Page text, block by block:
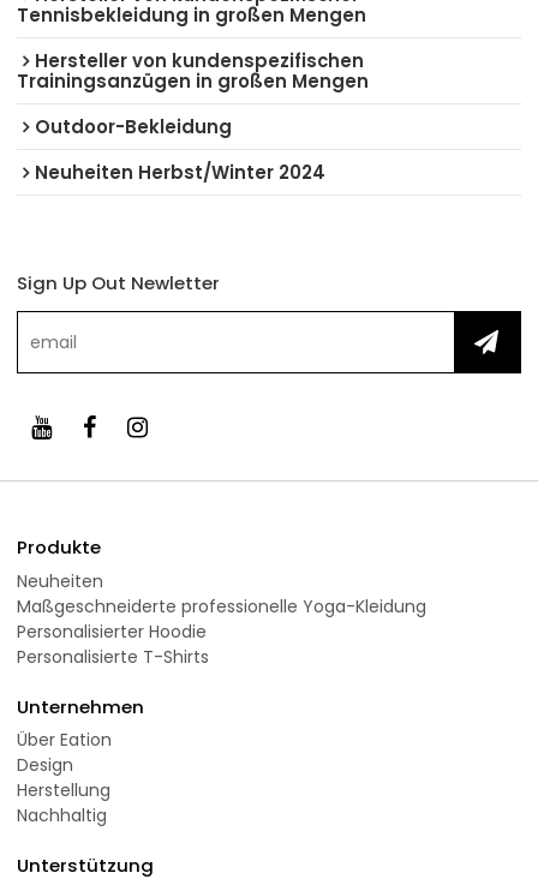
Tennisbekleidung in großen Mengen
Hersteller von kundenspezifischen
Trainingsanzügen in großen Mengen
Outdoor-Bekleidung
Neuheiten Herbst/Winter 2024
Sign Up Out Newletter
Produkte
Neuheiten
Maßgeschneiderte professionelle Yoga-Kleidung
Personalisierter Hoodie
Personalisierte T-Shirts
Unternehmen
Über Eation
Design
Herstellung
Nachhaltig
Unterstützung